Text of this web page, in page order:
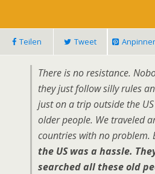
Teilen Tweet
There is no resistance.
they just follow silly rules
just on a trip outside the
older people. We traveled
countries with no problem.
the US was a hassle.
searched all these old